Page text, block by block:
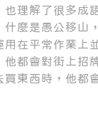
理解了很多成
麼是愚公移山
在平常作業上
都會對街上招
東西時，他都